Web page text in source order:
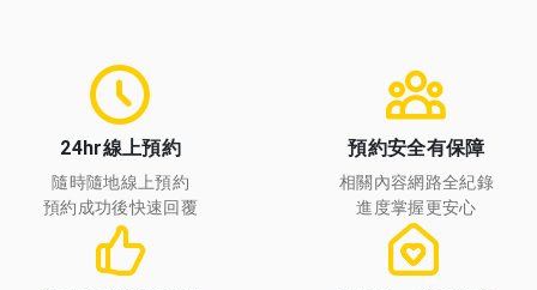
24hr線上預約
隨時隨地線上預約
預約成功後快速回覆
預約安全有保障
相關內容網路全紀錄
進度掌握更安心